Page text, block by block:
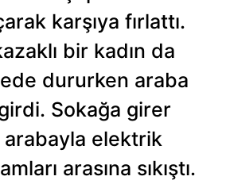
sunabilmek için İnternet
ve üçüncü kişilere ait çerezler
vasıtasıyla çeşitli kişisel
olup gerekli olan çerezler bilgi
amacıyla
çerezler, sitemizin daha işlevsel
ve sizlere yönelik
yapılması, amaçlarıyla
dahilinde kullanılacaktır.
karşıya fırlattı.
bir kadın da
dururken araba
Sokağa girer
elektrik
arasına sıkıştı.